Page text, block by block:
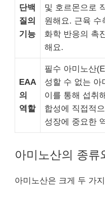
단백
질의
기능
및 호르몬으로
원해요. 근육 수
화학 반응의 촉
해요.
EAA
의
역할
필수 아미노산
성할 수 없는 아
이를 통해 섭취
합성에 직접적
성장에 중요한
아미노산의 종류
아미노산은 크게 두 가